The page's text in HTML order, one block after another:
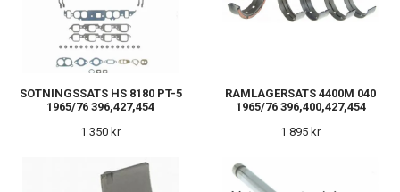
SOTNINGSSATS HS 8180 PT-5
1965/76 396,427,454
1 350 kr
RAMLAGERSATS 4400M 040
1965/76 396,400,427,454
1 895 kr